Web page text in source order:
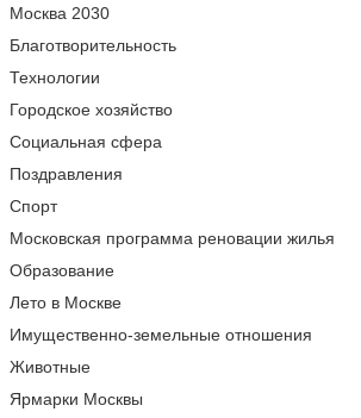
Москва 2030
Благотворительность
Технологии
Городское хозяйство
Социальная сфера
Поздравления
Спорт
Московская программа реновации жилья
Образование
Лето в Москве
Имущественно-земельные отношения
Животные
Ярмарки Москвы